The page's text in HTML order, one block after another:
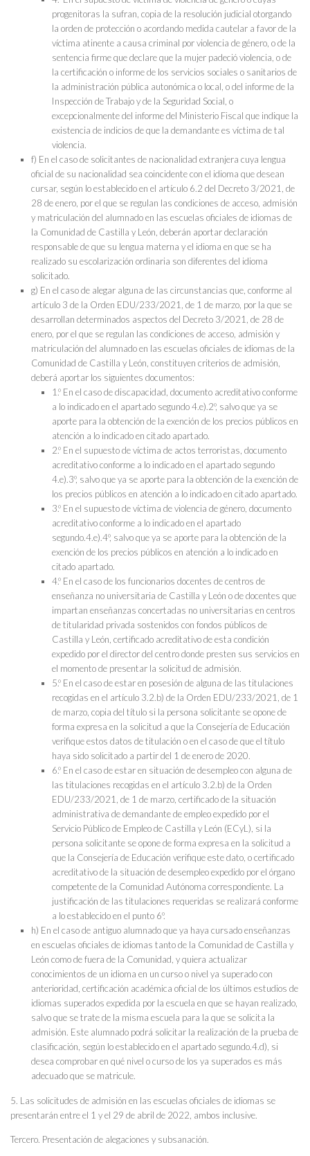
progenitoras la sufran, copia de la resolución judicial otorgando
la orden de protección o acordando medida cautelar a favor de la
víctima atinente a causa criminal por violencia de género, o de la
sentencia firme que declare que la mujer padeció violencia, o de
la certificación o informe de los servicios sociales o sanitarios de
la administración pública autonómica o local, o del informe de la
Inspección de Trabajo y de la Seguridad Social, o
excepcionalmente del informe del Ministerio Fiscal que indique la
existencia de indicios de que la demandante es víctima de tal
violencia.
f) En el caso de solicitantes de nacionalidad extranjera cuya lengua
oficial de su nacionalidad sea coincidente con el idioma que desean
cursar, según lo establecido en el artículo 6.2 del Decreto 3/2021, de
28 de enero, por el que se regulan las condiciones de acceso, admisión
y matriculación del alumnado en las escuelas oficiales de idiomas de
la Comunidad de Castilla y León, deberán aportar declaración
responsable de que su lengua materna y el idioma en que se ha
realizado su escolarización ordinaria son diferentes del idioma
solicitado.
g) En el caso de alegar alguna de las circunstancias que, conforme al
artículo 3 de la Orden EDU/233/2021, de 1 de marzo, por la que se
desarrollan determinados aspectos del Decreto 3/2021, de 28 de
enero, por el que se regulan las condiciones de acceso, admisión y
matriculación del alumnado en las escuelas oficiales de idiomas de la
Comunidad de Castilla y León, constituyen criterios de admisión,
deberá aportar los siguientes documentos:
1.º En el caso de discapacidad, documento acreditativo conforme
a lo indicado en el apartado segundo 4.e).2º, salvo que ya se
aporte para la obtención de la exención de los precios públicos en
atención a lo indicado en citado apartado.
2.º En el supuesto de víctima de actos terroristas, documento
acreditativo conforme a lo indicado en el apartado segundo
4.e).3º, salvo que ya se aporte para la obtención de la exención de
los precios públicos en atención a lo indicado en citado apartado.
3.º En el supuesto de víctima de violencia de género, documento
acreditativo conforme a lo indicado en el apartado
segundo.4.e).4º, salvo que ya se aporte para la obtención de la
exención de los precios públicos en atención a lo indicado en
citado apartado.
4.º En el caso de los funcionarios docentes de centros de
enseñanza no universitaria de Castilla y León o de docentes que
impartan enseñanzas concertadas no universitarias en centros
de titularidad privada sostenidos con fondos públicos de
Castilla y León, certificado acreditativo de esta condición
expedido por el director del centro donde presten sus servicios en
el momento de presentar la solicitud de admisión.
5.º En el caso de estar en posesión de alguna de las titulaciones
recogidas en el artículo 3.2.b) de la Orden EDU/233/2021, de 1
de marzo, copia del título si la persona solicitante se opone de
forma expresa en la solicitud a que la Consejería de Educación
verifique estos datos de titulación o en el caso de que el título
haya sido solicitado a partir del 1 de enero de 2020.
6.º En el caso de estar en situación de desempleo con alguna de
las titulaciones recogidas en el artículo 3.2.b) de la Orden
EDU/233/2021, de 1 de marzo, certificado de la situación
administrativa de demandante de empleo expedido por el
Servicio Público de Empleo de Castilla y León (ECyL), si la
persona solicitante se opone de forma expresa en la solicitud a
que la Consejería de Educación verifique este dato, o certificado
acreditativo de la situación de desempleo expedido por el órgano
competente de la Comunidad Autónoma correspondiente. La
justificación de las titulaciones requeridas se realizará conforme
a lo establecido en el punto 6º.
h) En el caso de antiguo alumnado que ya haya cursado enseñanzas
en escuelas oficiales de idiomas tanto de la Comunidad de Castilla y
León como de fuera de la Comunidad, y quiera actualizar
conocimientos de un idioma en un curso o nivel ya superado con
anterioridad, certificación académica oficial de los últimos estudios de
idiomas superados expedida por la escuela en que se hayan realizado,
salvo que se trate de la misma escuela para la que se solicita la
admisión. Este alumnado podrá solicitar la realización de la prueba de
clasificación, según lo establecido en el apartado segundo.4.d), si
desea comprobar en qué nivel o curso de los ya superados es más
adecuado que se matricule.
5. Las solicitudes de admisión en las escuelas oficiales de idiomas se
presentarán entre el 1 y el 29 de abril de 2022, ambos inclusive.
Tercero. Presentación de alegaciones y subsanación.